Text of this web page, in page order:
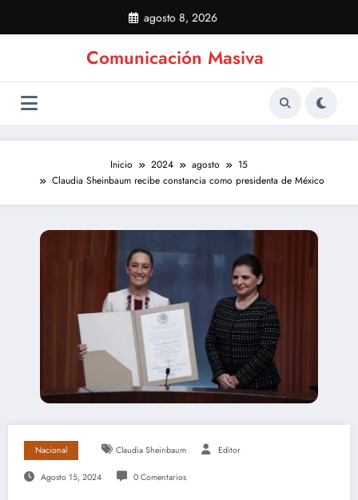
contenido
agosto 8, 2026
Comunicación Masiva
Inicio 2024 agosto
15
Claudia Sheinbaum recibe constancia como presidenta de México
Nacional Claudia Sheinbaum Editor
Agosto 15, 2024 0 Comentarios